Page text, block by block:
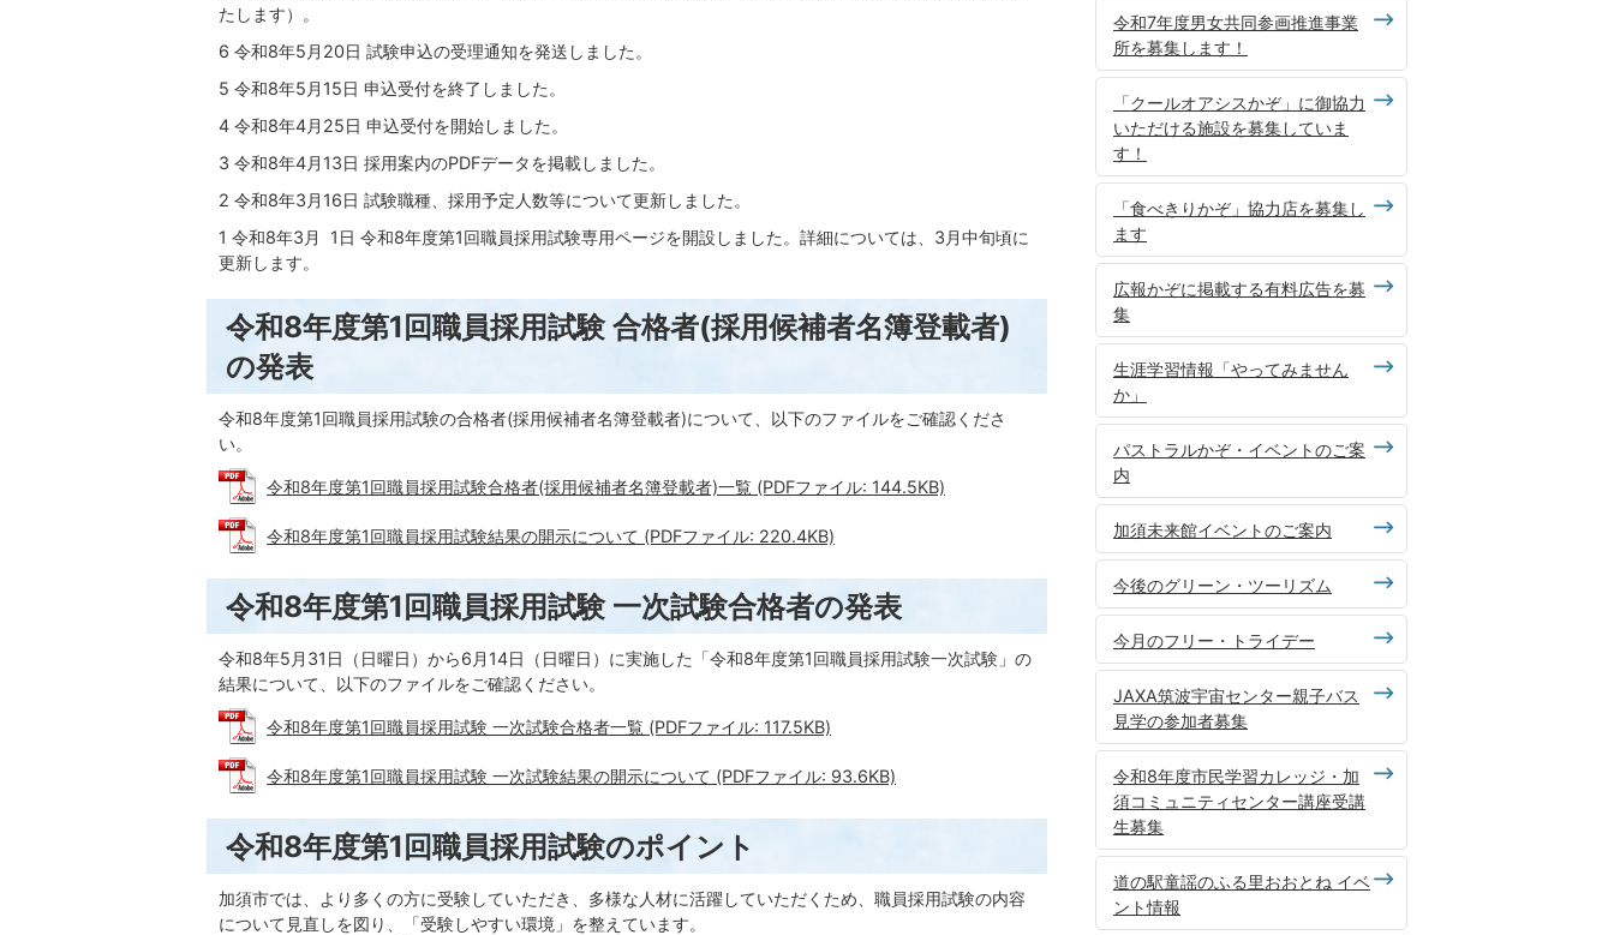
たします）。
6 令和8年5月20日 試験申込の受理通知を発送しました。
5 令和8年5月15日 申込受付を終了しました。
4 令和8年4月25日 申込受付を開始しました。
3 令和8年4月13日 採用案内のPDFデータを掲載しました。
2 令和8年3月16日 試験職種、採用予定人数等について更新しました。
1 令和8年3月 1日 令和8年度第1回職員採用試験専用ページを開設しました。詳細については、3月中旬頃に
更新します。
令和8年度第1回職員採用試験 合格者(採用候補者名簿登載者)
の発表
令和8年度第1回職員採用試験の合格者(採用候補者名簿登載者)について、以下のファイルをご確認くださ
い。
令和8年度第1回職員採用試験合格者(採用候補者名簿登載者)一覧 (PDFファイル: 144.5KB)
令和8年度第1回職員採用試験結果の開示について (PDFファイル: 220.4KB)
令和8年度第1回職員採用試験 一次試験合格者の発表
令和8年5月31日（日曜日）から6月14日（日曜日）に実施した「令和8年度第1回職員採用試験一次試験」の
結果について、以下のファイルをご確認ください。
令和8年度第1回職員採用試験 一次試験合格者一覧 (PDFファイル: 117.5KB)
令和8年度第1回職員採用試験 一次試験結果の開示について (PDFファイル: 93.6KB)
令和8年度第1回職員採用試験のポイント
加須市では、より多くの方に受験していただき、多様な人材に活躍していただくため、職員採用試験の内容
について見直しを図り、「受験しやすい環境」を整えています。
令和7年度男女共同参画推進事業
所を募集します！
「クールオアシスかぞ」に御協力
いただける施設を募集していま
す！
「食べきりかぞ」協力店を募集し
ます
広報かぞに掲載する有料広告を募
集
生涯学習情報「やってみません
か」
パストラルかぞ・イベントのご案
内
加須未来館イベントのご案内
今後のグリーン・ツーリズム
今月のフリー・トライデー
JAXA筑波宇宙センター親子バス
見学の参加者募集
令和8年度市民学習カレッジ・加
須コミュニティセンター講座受講
生募集
道の駅童謡のふる里おおとね イベ
ント情報